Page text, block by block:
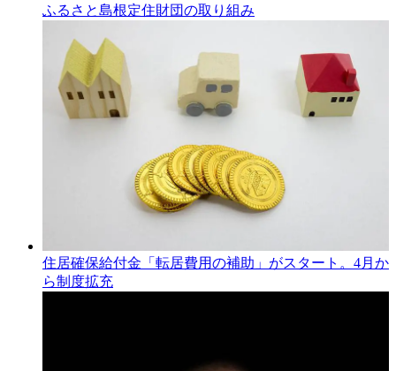
ふるさと島根定住財団の取り組み
住居確保給付金「転居費用の補助」がスタート。4月か
ら制度拡充